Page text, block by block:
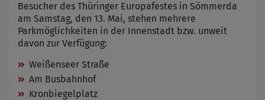
Besucher des Thüringer Europafestes in Sömmerda
am Samstag, den 13. Mai, stehen mehrere
Parkmöglichkeiten in der Innenstadt bzw. unweit
davon zur Verfügung:
Weißenseer Straße
Am Busbahnhof
Kronbiegelplatz